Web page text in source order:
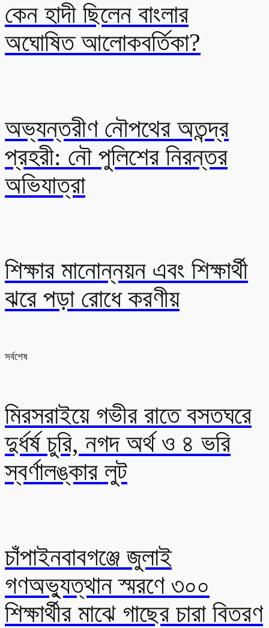
কেন হাদী ছিলেন বাংলার
অঘোষিত আলোকবর্তিকা?
অভ্যন্তরীণ নৌপথের অতন্দ্র
প্রহরী: নৌ পুলিশের নিরন্তর
অভিযাত্রা
শিক্ষার মানোন্নয়ন এবং শিক্ষার্থী
ঝরে পড়া রোধে করণীয়
সর্বশেষ
মিরসরাইয়ে গভীর রাতে বসতঘরে
দুর্ধর্ষ চুরি, নগদ অর্থ ও ৪ ভরি
স্বর্ণালঙ্কার লুট
চাঁপাইনবাবগঞ্জে জুলাই
গণঅভ্যুত্থান স্মরণে ৩০০
শিক্ষার্থীর মাঝে গাছের চারা বিতরণ